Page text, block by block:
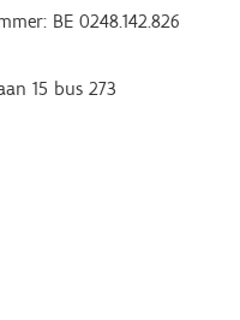
BE 0248.142.826
15 bus 273